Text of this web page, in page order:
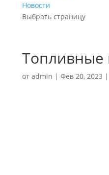
Новости
Выбрать страницу
Топливные
от admin | Фев 20, 2023 |